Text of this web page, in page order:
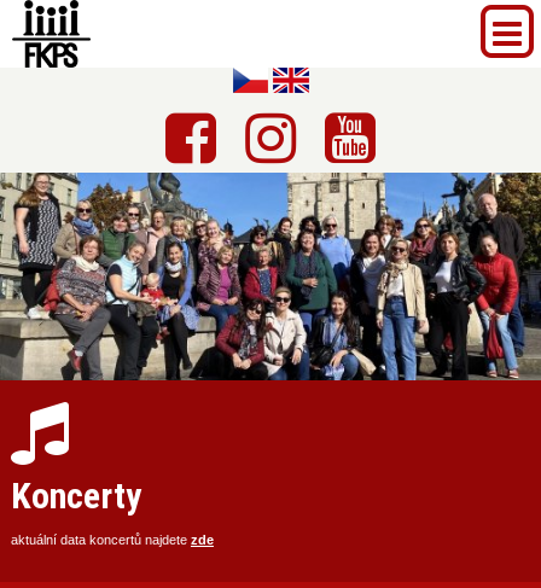
Koncerty
aktuální data koncertů najdete zde